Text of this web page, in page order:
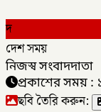
দ
দেশ সময়
নিজস্ব সংবাদদাতা
প্রকাশের সময় :
ছবি তৈরি করুন: